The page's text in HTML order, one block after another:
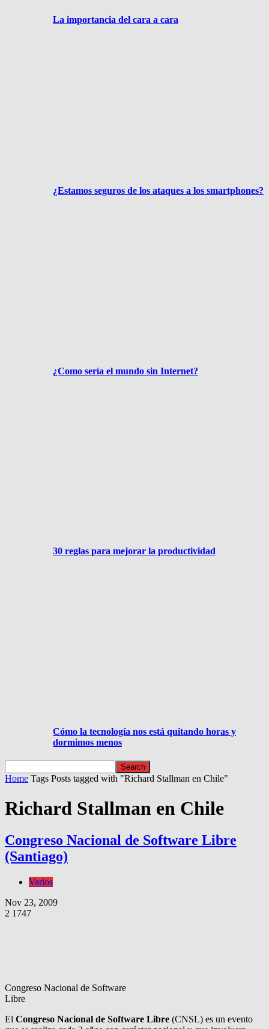
La importancia del cara a cara
¿Estamos seguros de los ataques a los smartphones?
¿Como sería el mundo sin Internet?
30 reglas para mejorar la productividad
Cómo la tecnología nos está quitando horas y
dormimos menos
Home Tags Posts tagged with "Richard Stallman en Chile"
Richard Stallman en Chile
Congreso Nacional de Software Libre
(Santiago)
Varios
Nov 23, 2009
2 1747
Congreso Nacional de Software
Libre
El Congreso Nacional de Software Libre (CNSL) es un evento